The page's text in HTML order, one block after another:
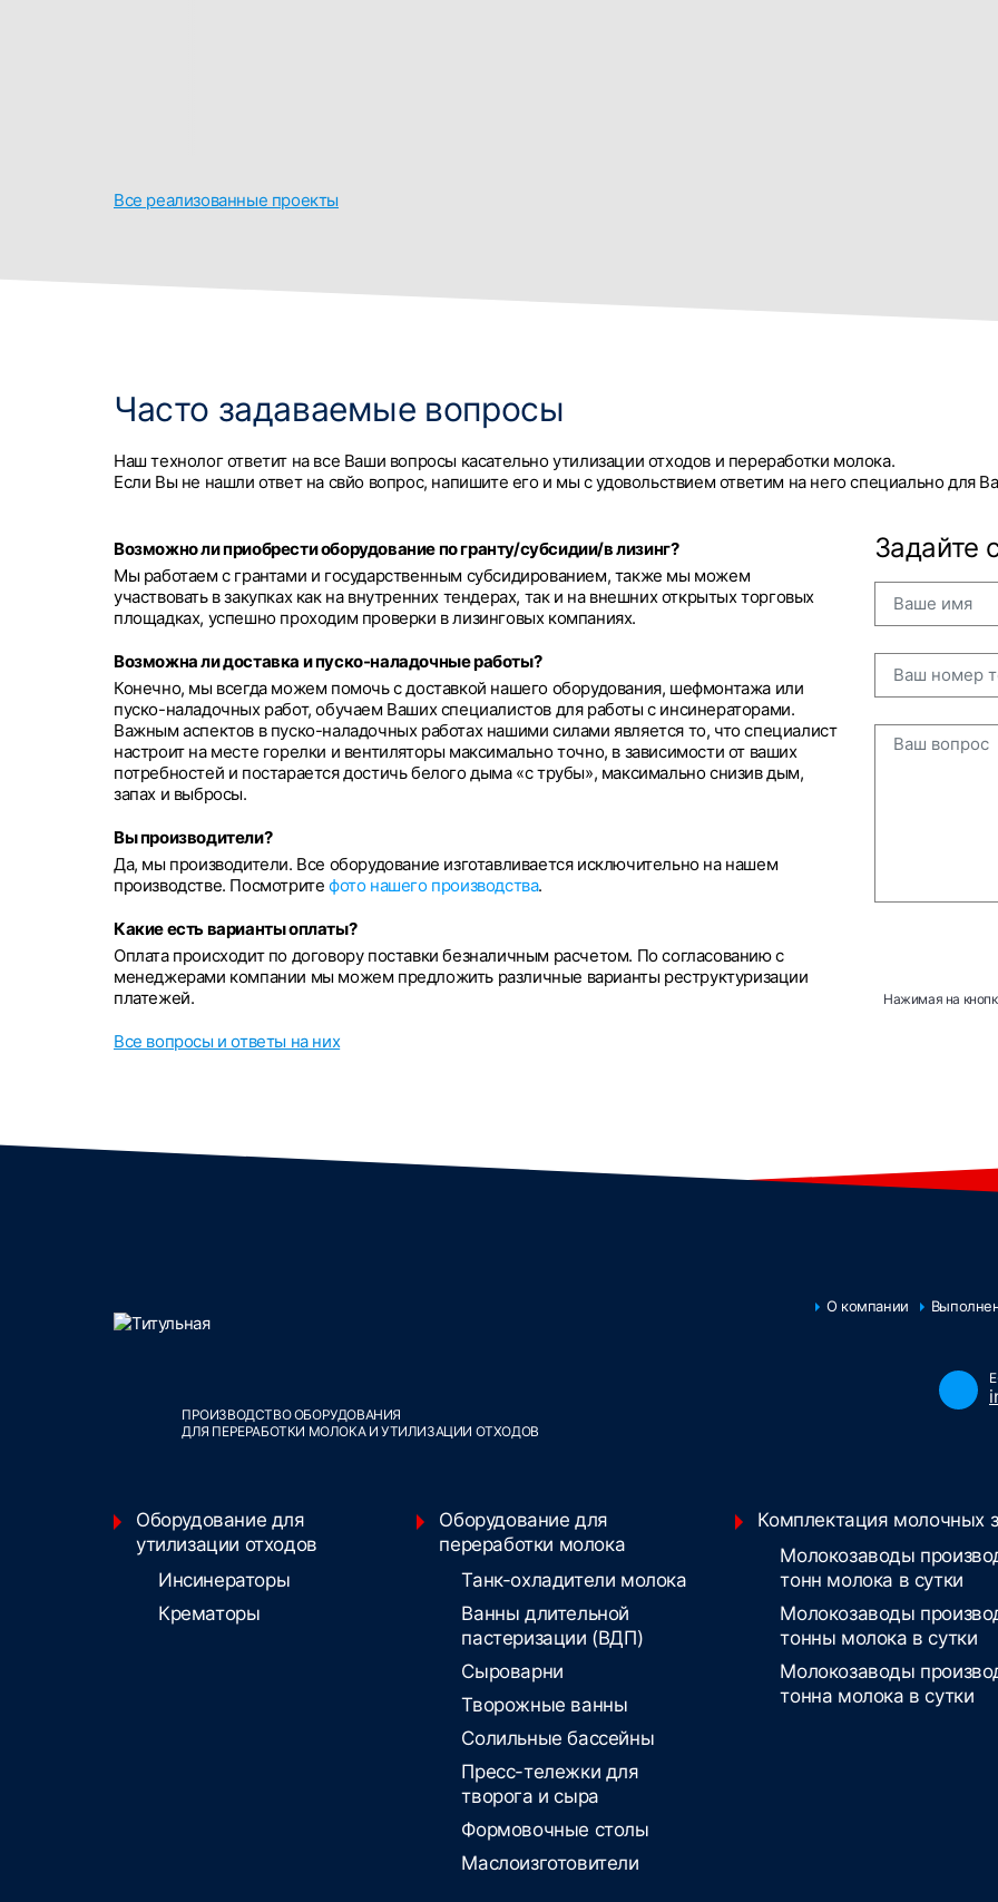
Все реализованные проекты
Часто задаваемые вопросы
Наш технолог ответит на все Ваши вопросы касательно утилизации отходов и переработки молока.
Если Вы не нашли ответ на свйо вопрос, напишите его и мы с удовольствием ответим на него специально для
Возможно ли приобрести оборудование по гранту/субсидии/в лизинг?
Мы работаем с грантами и государственным субсидированием, также мы можем
участвовать в закупках как на внутренних тендерах, так и на внешних открытых торговых
площадках, успешно проходим проверки в лизинговых компаниях.
Возможна ли доставка и пуско-наладочные работы?
Конечно, мы всегда можем помочь с доставкой нашего оборудования, шефмонтажа или
пуско-наладочных работ, обучаем Ваших специалистов для работы с инсинераторами.
Важным аспектов в пуско-наладочных работах нашими силами является то, что специалист
настроит на месте горелки и вентиляторы максимально точно, в зависимости от ваших
потребностей и постарается достичь белого дыма «с трубы», максимально снизив дым,
запах и выбросы.
Вы производители?
Да, мы производители. Все оборудование изготавливается исключительно на нашем
производстве. Посмотритефото нашего производства.
Какие есть варианты оплаты?
Оплата происходит по договору поставки безналичным расчетом. По согласованию с
менеджерами компании мы можем предложить различные варианты реструктуризации
платежей.
Все вопросы и ответы на них
Задайте
Нажимая на
О компании
ПРОИЗВОДСТВО ОБОРУДОВАНИЯ
ДЛЯ ПЕРЕРАБОТКИ МОЛОКА И УТИЛИЗАЦИИ ОТХОДОВ
Оборудование для
утилизации отходов
Инсинераторы
Крематоры
Оборудование для
переработки молока
Танк-охладители молока
Ванны длительной
пастеризации (ВДП)
Сыроварни
Творожные ванны
Солильные бассейны
Пресс-тележки для
творога и сыра
Формовочные столы
Маслоизготовители
Комплектация молочных
Молокозаводы
тонн молока в сутки
Молокозаводы
тонны молока в сутки
Молокозаводы
тонна молока в сутки